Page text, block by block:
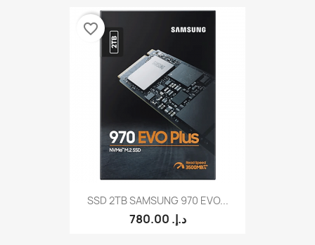
SSD 2TB SAMSUNG 970 EVO...
780.00 د.إ.‏
favorite_border